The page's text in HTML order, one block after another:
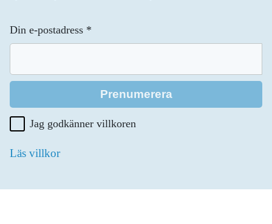
Din e-postadress *
Jag godkänner villkoren
Läs villkor